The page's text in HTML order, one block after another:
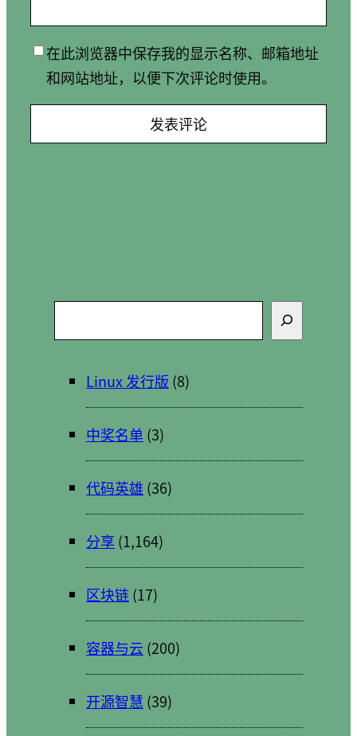
在此浏览器中保存我的显示名称、邮箱地址
和网站地址，以便下次评论时使用。
索
Linux 发行版 (8)
中奖名单 (3)
代码英雄 (36)
分享 (1,164)
区块链(17)
容器与云 (200)
开源智慧 (39)